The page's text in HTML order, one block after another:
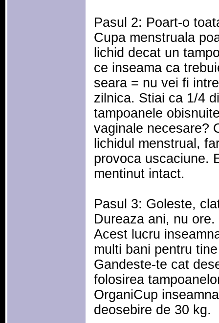
Pasul 2: Poart-o
Cupa menstruala
lichid decat un
ce inseama ca
seara = nu vei fi
zilnica. Stiai ca 1/4
tampoanele
vaginale necesare?
lichidul menstrual,
provoca uscaciune.
mentinut intact.
Pasul 3: Goleste,
Dureaza ani, nu ore.
Acest lucru
multi bani pentru
Gandeste-te cat
folosirea
OrganiCup
deosebire de 30 kg.